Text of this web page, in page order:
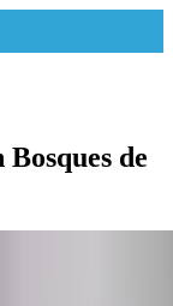
de